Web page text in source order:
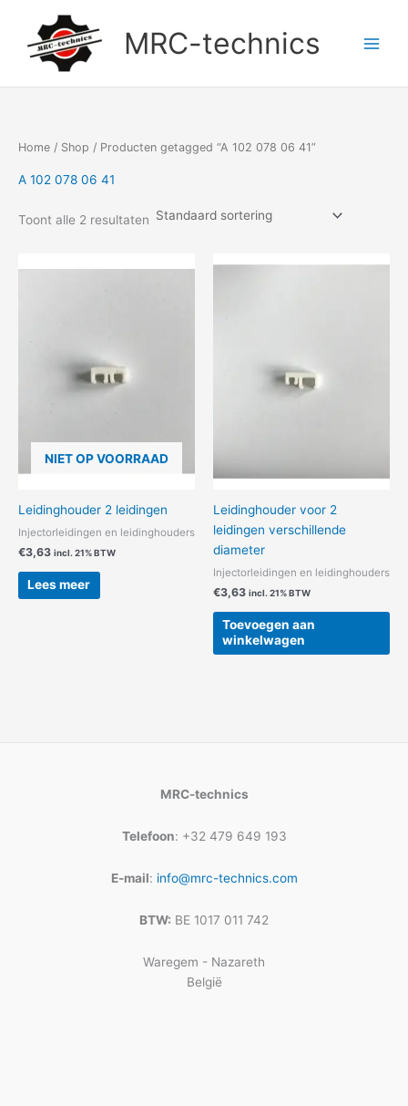
inhoud
MRC-technics
Home / Shop / Producten getagged “A 102 078 06 41”
A 102 078 06 41
Toont alle 2 resultaten
NIET OP VOORRAAD
Leidinghouder 2 leidingen
Injectorleidingen en leidinghouders
€3,63 incl. 21% BTW
Lees meer
Leidinghouder voor 2
leidingen verschillende
diameter
Injectorleidingen en leidinghouders
€3,63 incl. 21% BTW
Toevoegen aan
winkelwagen
MRC-technics
Telefoon: +32 479 649 193
E-mail: info@mrc-technics.com
BTW: BE 1017 011 742
Waregem - Nazareth
België